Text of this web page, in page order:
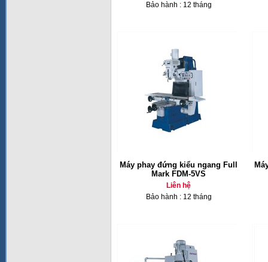
Bảo hành : 12 tháng
Máy phay đứng kiểu ngang Full
Mark FDM-5VS
Liên hệ
Bảo hành : 12 tháng